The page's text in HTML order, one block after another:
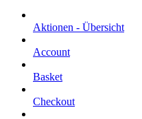
Aktionen - Übersicht
Account
Basket
Checkout